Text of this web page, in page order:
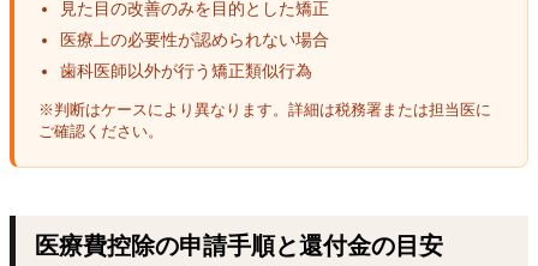
見た目の改善のみを目的とした矯正
医療上の必要性が認められない場合
歯科医師以外が行う矯正類似行為
※判断はケースにより異なります。詳細は税務署または担当医に
ご確認ください。
医療費控除の申請手順と還付金の目安